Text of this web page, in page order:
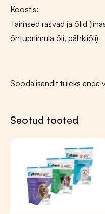
Koostis:
Taimsed rasvad ja õlid
õhtupriimula õli, pähkliõli)
Söödalisandit tuleks anda
Seotud tooted